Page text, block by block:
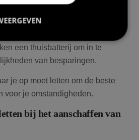
zoeken een noodstroomaccu
als het net uitvalt. Maar de
een thuisbatterij om in te
van besparingen.
je op moet letten om de beste
voor je omstandigheden.
bij het aanschaffen van
Targeting Functioneel
worden gebruikt om te zien hoe
kunnen niet worden gebruikt